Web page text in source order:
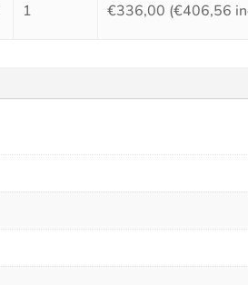
1 €336,00 (€406,56